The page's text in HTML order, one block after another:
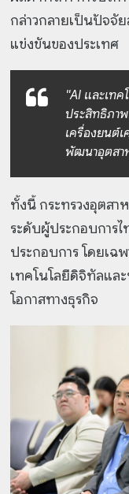
กล่าวกลายเป็นปัจจั
แข่งขันของประเทศ
"AI และเทค
ประสิทธิภา
เครื่องยนต์
พัฒนาอุตสา
ทั้งนี้ กระทรวงอุตส
ระดับผู้ประกอบการ
ประกอบการ โดยเฉ
เทคโนโลยีดิจิทัลแล
โอกาสทางธุรกิจ